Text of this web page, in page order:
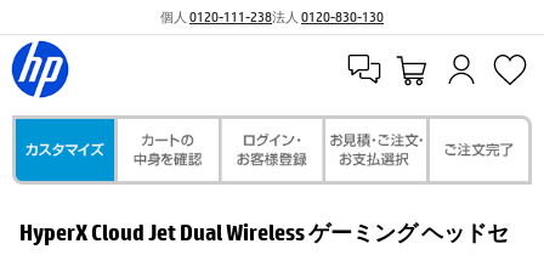
個人 0120-111-238法人 0120-830-130
HyperX Cloud Jet Dual Wireless ゲーミング ヘッドセ